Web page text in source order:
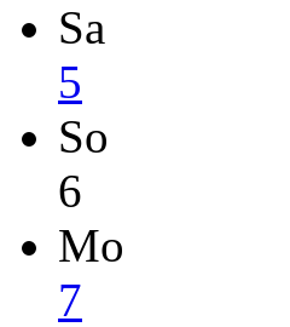
Sa
5
So
6
Mo
7